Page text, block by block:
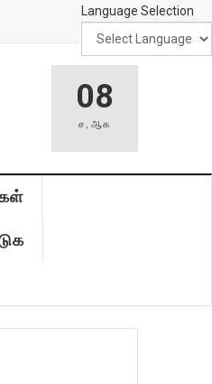
Language Selection
08
ச , ஆக